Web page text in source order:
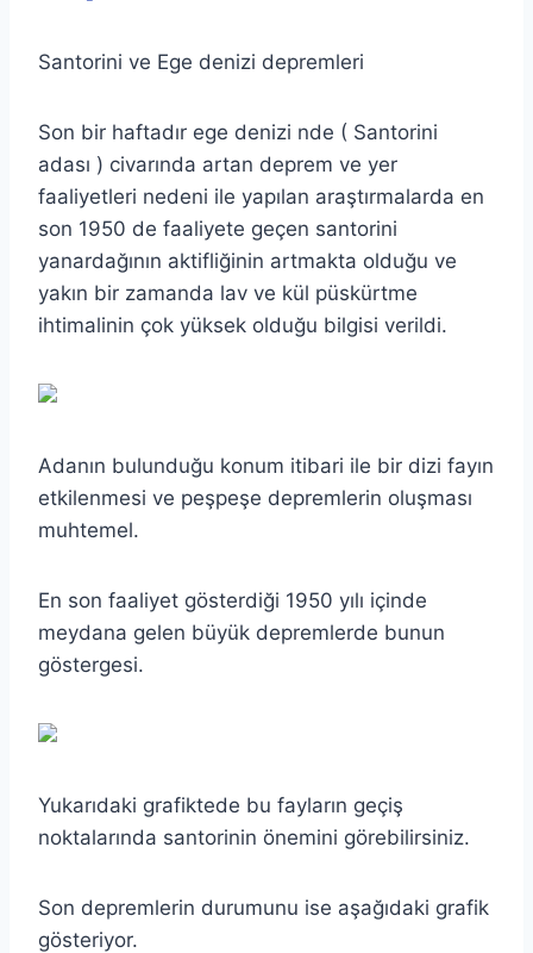
Santorini ve Ege denizi depremleri
Son bir haftadır ege denizi nde ( Santorini
adası ) civarında artan deprem ve yer
faaliyetleri nedeni ile yapılan araştırmalarda en
son 1950 de faaliyete geçen santorini
yanardağının aktifliğinin artmakta olduğu ve
yakın bir zamanda lav ve kül püskürtme
ihtimalinin çok yüksek olduğu bilgisi verildi.
Adanın bulunduğu konum itibari ile bir dizi fayın
etkilenmesi ve peşpeşe depremlerin oluşması
muhtemel.
En son faaliyet gösterdiği 1950 yılı içinde
meydana gelen büyük depremlerde bunun
göstergesi.
Yukarıdaki grafiktede bu fayların geçiş
noktalarında santorinin önemini görebilirsiniz.
Son depremlerin durumunu ise aşağıdaki grafik
gösteriyor.